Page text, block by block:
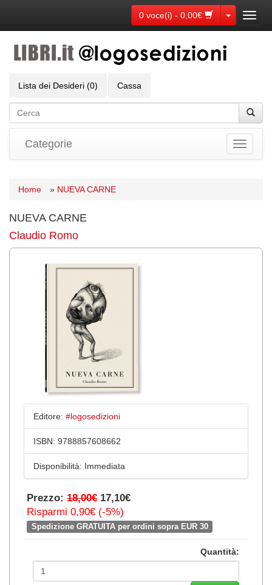
0 voce(i) - 0,00€ Toggle
Lista dei Desideri (0) Cassa
Toggle
Categorie
Home » NUEVA CARNE
NUEVA CARNE
Claudio Romo
Editore: #logosedizioni
ISBN: 9788857608662
Disponibilità: Immediata
Prezzo: 18,00€ 17,10€
Risparmi 0,90€ (-5%)
Spedizione GRATUITA per ordini sopra EUR 30
Quantità: